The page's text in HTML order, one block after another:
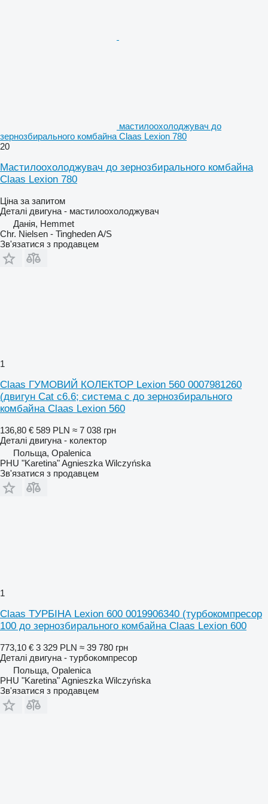
мастилоохолоджувач до
зернозбирального комбайна Claas Lexion 780
20
Мастилоохолоджувач до зернозбирального комбайна
Claas Lexion 780
Ціна за запитом
Деталі двигуна - мастилоохолоджувач
Данія, Hemmet
Chr. Nielsen - Tingheden A/S
Зв'язатися з продавцем
1
Claas ГУМОВИЙ КОЛЕКТОР Lexion 560 0007981260
(двигун Cat c6.6; система c до зернозбирального
комбайна Claas Lexion 560
136,80 € 589 PLN ≈ 7 038 грн
Деталі двигуна - колектор
Польща, Opalenica
PHU "Karetina" Agnieszka Wilczyńska
Зв'язатися з продавцем
1
Claas ТУРБІНА Lexion 600 0019906340 (турбокомпресор
100 до зернозбирального комбайна Claas Lexion 600
773,10 € 3 329 PLN ≈ 39 780 грн
Деталі двигуна - турбокомпресор
Польща, Opalenica
PHU "Karetina" Agnieszka Wilczyńska
Зв'язатися з продавцем